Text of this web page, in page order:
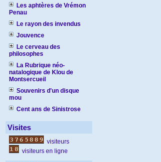
Les aphtères de Vrémon
Penau
Le rayon des invendus
Jouvence
Le cerveau des
philosophes
La Rubrique néo-
natalogique de Klou de
Montsercueil
Souvenirs d'un disque
mou
Cent ans de Sinistrose
Visites
visiteurs
visiteurs en ligne